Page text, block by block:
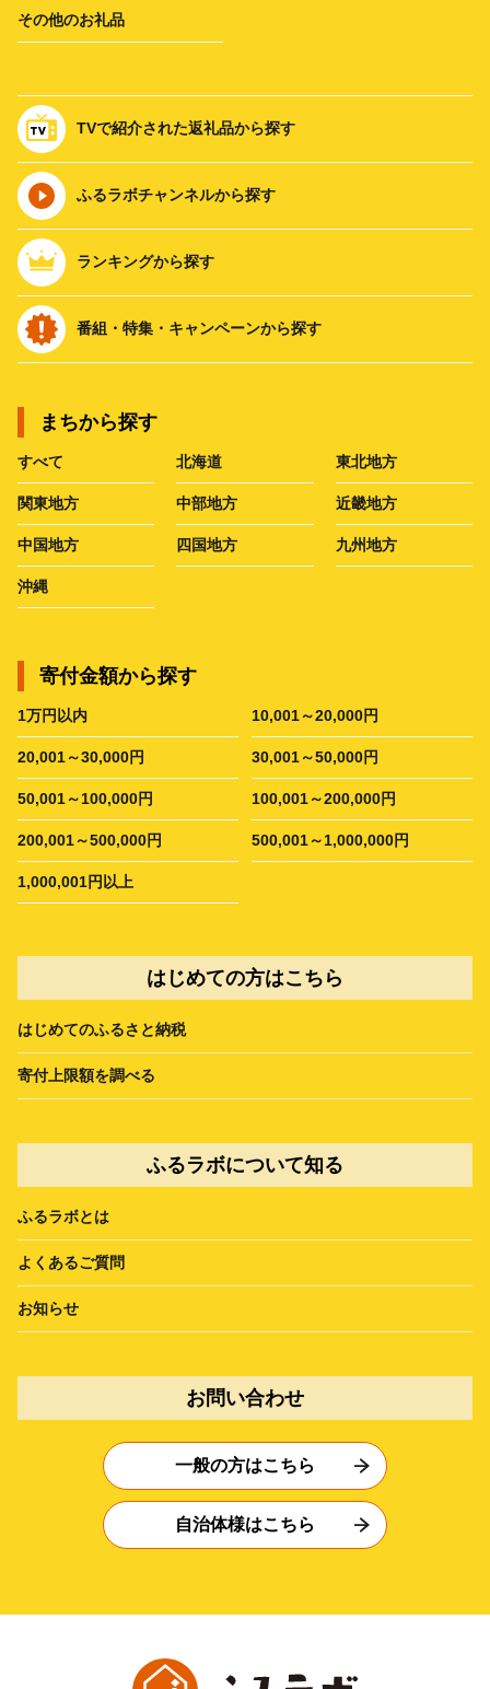
その他のお礼品
TVで紹介された返礼品から探す
ふるラボチャンネルから探す
ランキングから探す
番組・特集・キャンペーンから探す
まちから探す
すべて 北海道 東北地方
関東地方 中部地方 近畿地方
中国地方 四国地方 九州地方
沖縄
寄付金額から探す
1万円以内 10,001～20,000円
20,001～30,000円 30,001～50,000円
50,001～100,000円 100,001～200,000円
200,001～500,000円 500,001～1,000,000円
1,000,001円以上
はじめての方はこちら
はじめてのふるさと納税
寄付上限額を調べる
ふるラボについて知る
ふるラボとは
よくあるご質問
お知らせ
お問い合わせ
一般の方はこちら
自治体様はこちら